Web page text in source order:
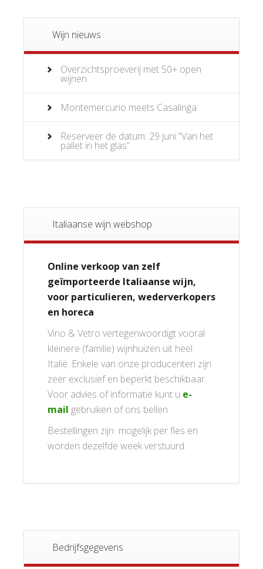
Wijn nieuws
Overzichtsproeverij met 50+ open
wijnen
Montemercurio meets Casalinga
Reserveer de datum: 29 juni “Van het
pallet in het glas”
Italiaanse wijn webshop
Online verkoop van zelf
geïmporteerde Italiaanse wijn,
voor particulieren, wederverkopers
en horeca
Vino & Vetro vertegenwoordigt vooral
kleinere (familie) wijnhuizen uit heel
Italië. Enkele van onze producenten zijn
zeer exclusief en beperkt beschikbaar.
Voor advies of informatie kunt u e-
mail gebruiken of ons bellen.
Bestellingen zijn mogelijk per fles en
worden dezelfde week verstuurd.
Bedrijfsgegevens